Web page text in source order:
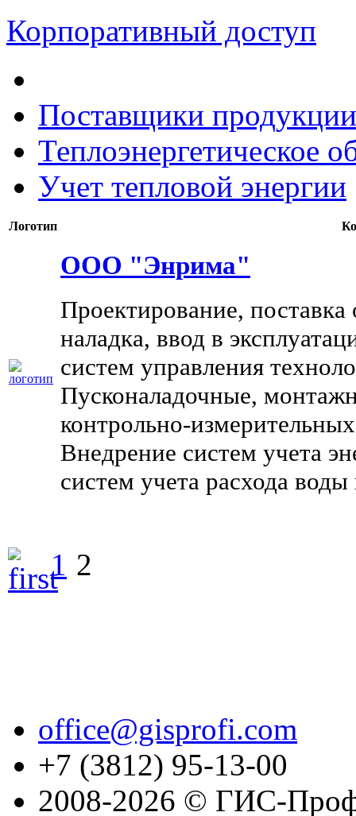
Корпоративный доступ
Поставщики
Теплоэнергетическое
Учет тепловой энергии
Логотип
ООО "Энрима"
Проектирование,
наладка, ввод в
систем управления
Пусконаладочные,
контрольно-
Внедрение систем учета
систем учета расхода воды
1 2
office@gisprofi.com
+7 (3812) 95-13-00
2008-2026 © ГИС-